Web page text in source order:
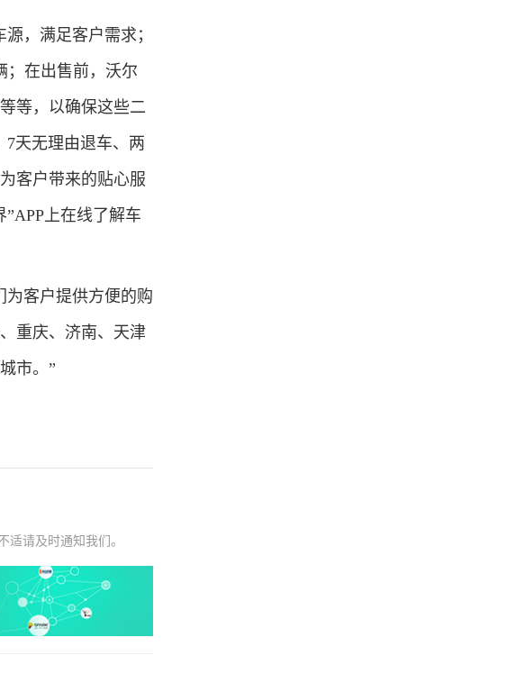
，满足客户需求；
；在出售前，沃尔
等，以确保这些二
7天无理由退车、两
客户带来的贴心服
上在线了解车
客户提供方便的购
重庆、济南、天津
市。”
适请及时通知我们。